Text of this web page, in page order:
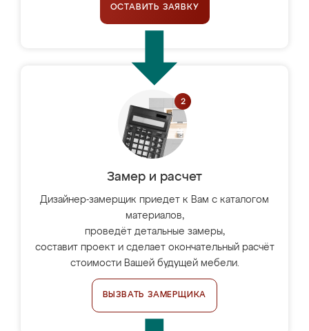
ОСТАВИТЬ ЗАЯВКУ
Замер и расчет
Дизайнер-замерщик приедет к Вам с каталогом
материалов,
проведёт детальные замеры,
составит проект и сделает окончательный расчёт
стоимости Вашей будущей мебели.
ВЫЗВАТЬ ЗАМЕРЩИКА